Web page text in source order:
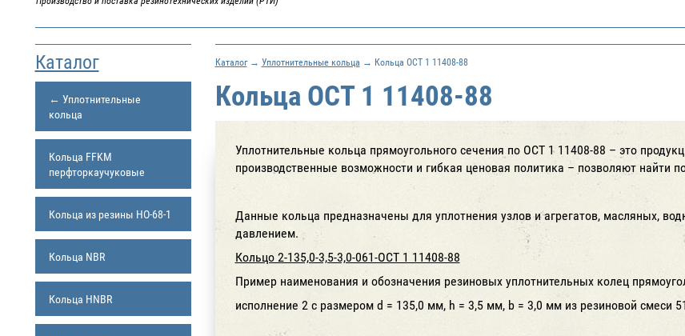
Каталог
← Уплотнительные
кольца
Кольца FFKM
перфторкаучуковые
Кольца из резины НО-68-1
Кольца NBR
Кольца HNBR
Каталог→ Уплотнительные кольца → Кольца ОСТ 1 11408-88
Кольца ОСТ 1 11408-88
Уплотнительные кольца прямоугольного сечения по ОСТ 1 11408-88 – это
производственные возможности и гибкая ценовая политика – позволяют найти
Данные кольца предназначены для уплотнения узлов и агрегатов, масляных,
давлением.
Кольцо 2-135,0-3,5-3,0-061-ОСТ 1 11408-88
Пример наименования и обозначения резиновых уплотнительных колец
исполнение 2 с размером d = 135,0 мм, h = 3,5 мм, b = 3,0 мм из резиновой смеси